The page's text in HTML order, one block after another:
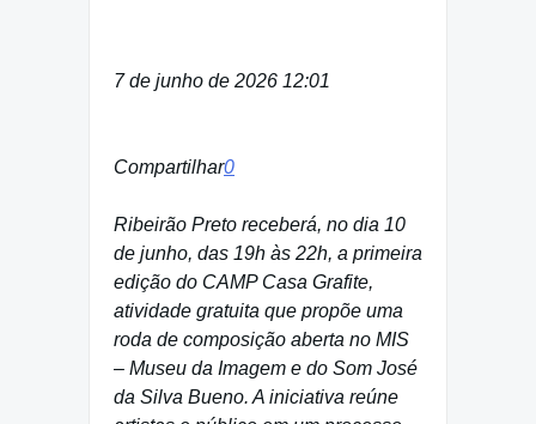
7 de junho de 2026 12:01
Compartilhar0
Ribeirão Preto receberá, no dia 10
de junho, das 19h às 22h, a primeira
edição do CAMP Casa Grafite,
atividade gratuita que propõe uma
roda de composição aberta no MIS
– Museu da Imagem e do Som José
da Silva Bueno. A iniciativa reúne